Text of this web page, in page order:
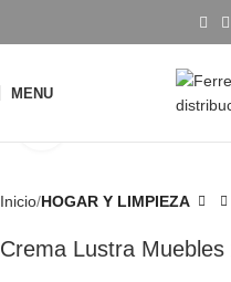
MENU
Inicio HOGAR Y LIMPIEZA
Crema Lustra